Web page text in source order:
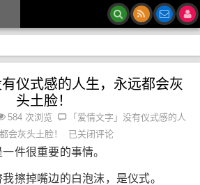
有仪式感的人生，永远都会灰
头土脸！
584 次浏览
「爱情文字」没有仪式感的人
会灰头土脸！
已关闭评论
件很重要的事情。
擦掉嘴边的白泡沫，是仪式。